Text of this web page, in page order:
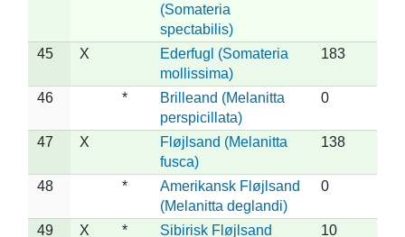
(Somateria
spectabilis)
45 X
Ederfugl (Somateria
mollissima)
183
46 *
Brilleand (Melanitta
perspicillata)
0
47 X
Fløjlsand (Melanitta
fusca)
138
48 *
Amerikansk Fløjlsand
(Melanitta deglandi)
0
49 X *
Sibirisk Fløjlsand
10